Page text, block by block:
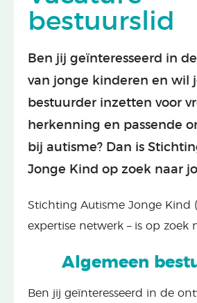
bestuurslid
Ben jij geïnteresseerd in
van jonge kinderen en wil
bestuurder inzetten voor
herkenning en passende
bij autisme? Dan is
Jonge Kind op zoek naar
Stichting Autisme Jonge Kind
expertise netwerk – is op zoek
Algemeen
Ben jij geïnteresseerd in de